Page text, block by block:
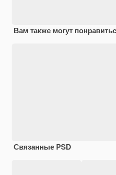
Вам также могут
Связанные PSD